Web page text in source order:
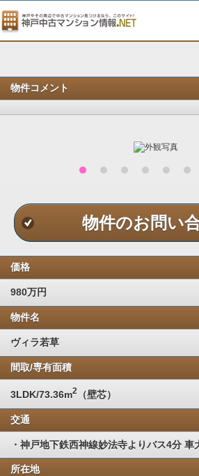
物件コメント
物件のお問い
価格
980万円
物件名
ヴィラ若草
間取/専有面積
3LDK/73.36m2 （壁芯）
交通
・神戸地下鉄西神線妙法寺よりバス4分
所在地